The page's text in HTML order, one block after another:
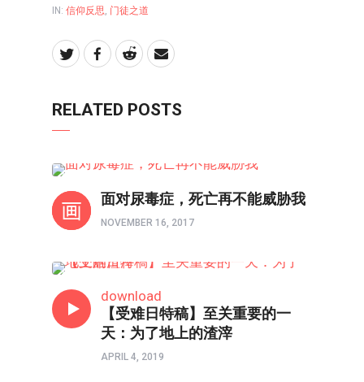
IN: 信仰反思, 门徒之道
RELATED POSTS
面对尿毒症，死亡再不能威胁我
NOVEMBER 16, 2017
download
【受难日特稿】至关重要的一
天：为了地上的渣滓
APRIL 4, 2019